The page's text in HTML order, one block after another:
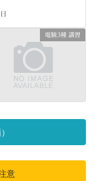
電験3種 講習
意